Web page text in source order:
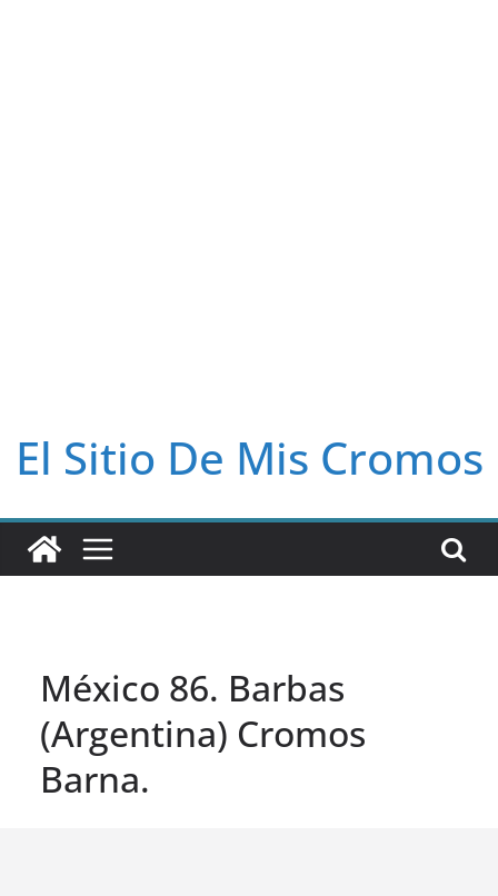
El Sitio De Mis Cromos
México 86. Barbas
(Argentina) Cromos
Barna.